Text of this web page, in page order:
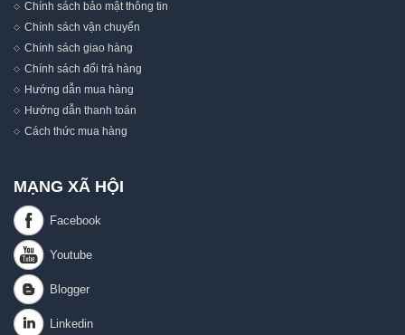
Chính sách bảo mật thông tin
Chính sách vận chuyển
Chính sách giao hàng
Chính sách đổi trả hàng
Hướng dẫn mua hàng
Hướng dẫn thanh toán
Cách thức mua hàng
MẠNG XÃ HỘI